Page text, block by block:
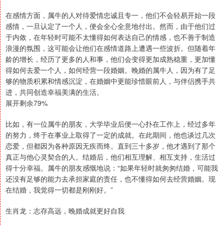
在感情方面，属牛的人对待爱情忠诚且专一，他们不会轻易开始一段
感情，一旦认定了一个人，便会全心全意地付出。然而，由于他们过
于内敛，在年轻时可能不太懂得如何表达自己的情感，也不善于制造
浪漫的氛围，这可能会让他们在感情道路上遭遇一些波折。但随着年
龄的增长，经历了更多的人和事，他们会变得更加成熟稳重，更加懂
得如何去爱一个人，如何经营一段婚姻。晚婚的属牛人，因为有了足
够的物质积累和情感沉淀，在婚姻中更能珍惜眼前人，与伴侣携手共
进，共同创造幸福美满的生活。
展开剩余79%
比如，有一位属牛的朋友，大学毕业后便一心扑在工作上，经过多年
的努力，终于在事业上取得了一定的成就。在此期间，他也谈过几次
恋爱，但都因为各种原因无疾而终。直到三十多岁，他才遇到了那个
真正与他心灵契合的人。结婚后，他们相互理解、相互支持，生活过
得十分幸福。属牛的朋友感慨地说：“如果年轻时就匆匆结婚，可能我
还没有足够的能力去承担家庭的责任，也不懂得如何去经营婚姻。现
在结婚，我觉得一切都是刚刚好。”
生肖龙：志存高远，晚婚成就更好自我